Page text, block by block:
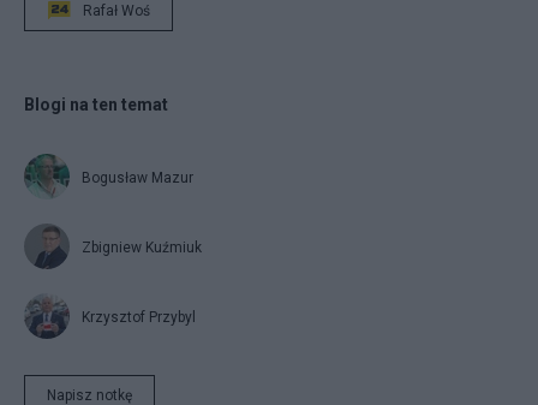
Rafał Woś
Blogi na ten temat
Bogusław Mazur
Zbigniew Kuźmiuk
Krzysztof Przybyl
Napisz notkę